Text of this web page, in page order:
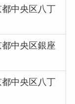
中央区八丁
中央区銀座
中央区八丁